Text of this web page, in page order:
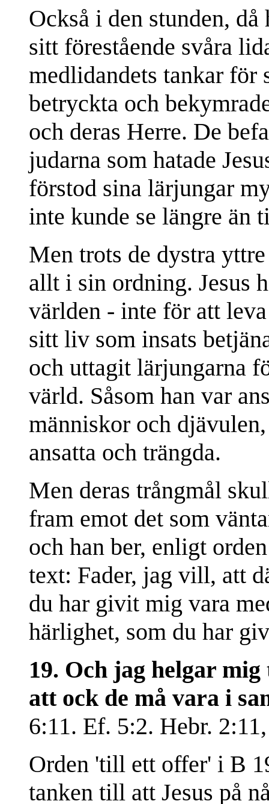
Också i den stunden,
sitt förestående svåra
medlidandets tankar för
betryckta och
och deras Herre. De
judarna som hatade
förstod sina lärjungar
inte kunde se längre än
Men trots de dystra
allt i sin ordning. Jesus
världen - inte för att
sitt liv som insats
och uttagit lärjungarna
värld. Såsom han var
människor och
ansatta och trängda.
Men deras trångmål
fram emot det som
och han ber, enligt
text: Fader, jag vill, att
du har givit mig vara
härlighet, som du har
19. Och jag helgar
att ock de må vara i
6:11. Ef. 5:2. Hebr.
Orden 'till ett offer' i B
tanken till att Jesus på